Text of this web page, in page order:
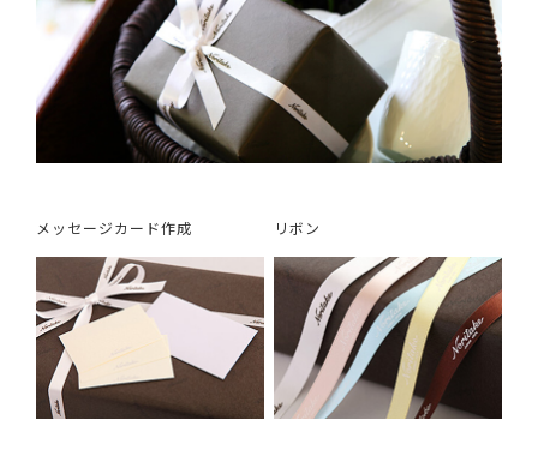
メッセージカード作成 リボン